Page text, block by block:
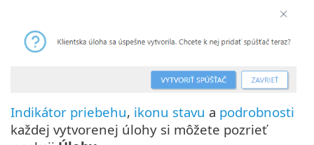
Indikátor priebehu, ikonu stavu a podrobnosti
každej vytvorenej úlohy si môžete pozrieť